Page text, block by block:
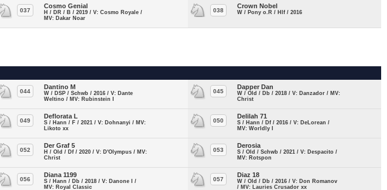
037
Cosmo Genial
H / DR / B / 2019 / V: Cosmo Royale /
MV: Dakar Noar
038
Crown Nobel
W / Pony o.R / Hlf / 2016
044
Dantino M
W / DSP / Schwb / 2016 / V: Dante
Weltino / MV: Rubinstein I
045
Dapper Dan
W / Old / Db / 2018 / V: Danzador / MV:
Christ
049
Deflorata L
S / Hann / F / 2021 / V: Dohnanyi / MV:
Likoto xx
050
Delilah 71
S / Hann / Df / 2016 / V: DeLorean /
MV: Worldly I
052
Der Graf 5
H / Old / Df / 2020 / V: D'Olympus / MV:
Christ
053
Derosia
S / Old / Schwb / 2021 / V: Despacito /
MV: Rotspon
056
Diana 1199
S / Hann / Db / 2018 / V: Danone I /
MV: Royal Classic
057
Diaz 18
W / Old / Db / 2016 / V: Don Romanov
/ MV: Lauries Crusador xx